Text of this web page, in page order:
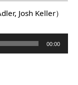
Josh Keller）
00:00